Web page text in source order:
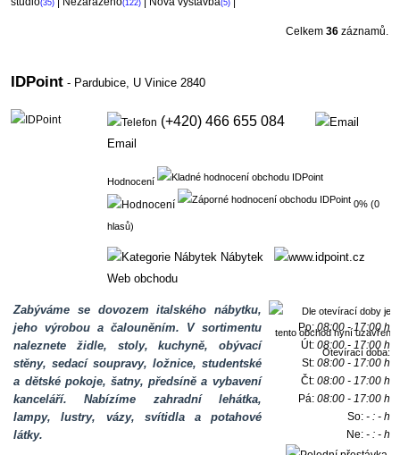
(35) (122) (5)
Celkem 36záznamů.
IDPoint - Pardubice, U Vinice 2840
(+420) 466 655 084
Email
Hodnocení
0% (0
hlasů)
Nábytek
Web obchodu
Zabýváme se dovozem italského nábytku,
jeho výrobou a čalouněním. V sortimentu
naleznete židle, stoly, kuchyně, obývací
stěny, sedací soupravy, ložnice, studentské
a dětské pokoje, šatny, předsíně a vybavení
kanceláří. Nabízíme zahradní lehátka,
lampy, lustry, vázy, svítidla a potahové
látky.
Otevírací doba:
Po:08:00 - 17:00 h
Út:08:00 - 17:00 h
St:08:00 - 17:00 h
Čt:08:00 - 17:00 h
Pá:08:00 - 17:00 h
So:- : - h
Ne:- : - h